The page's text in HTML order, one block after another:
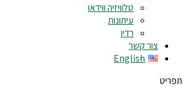
טלוויזיה ווידאו
עיתונות
רדיו
צור קשר
English
תפריט